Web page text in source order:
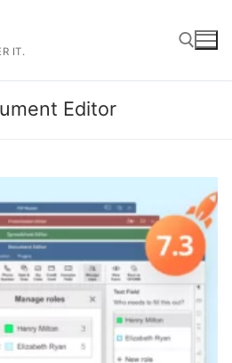
IT.
Suchen nach:Editor